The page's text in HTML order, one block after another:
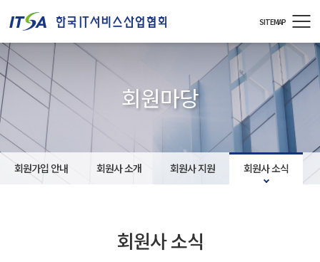
SITEMAP
회원마당
회원가입 안내 회원사 소개 회원사 지원 회원사 소식
회원사 소식